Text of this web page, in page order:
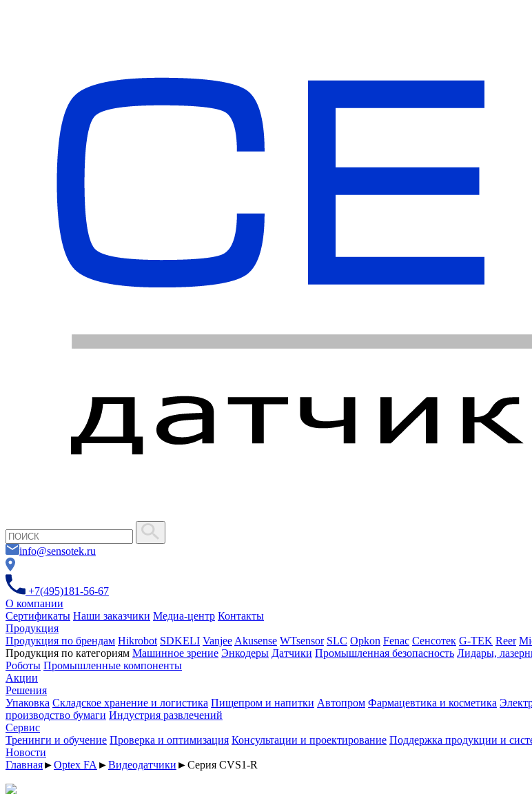
info@sensotek.ru
+7(495)181-56-67
О компании
Сертификаты Наши заказчики Медиа-центр Контакты
Продукция
Продукция по брендам Hikrobot SDKELI Vanjee Akusense WTsensor SLC Opkon Fenac Сенсотек G-TEK Reer
Продукция по категориям Машинное зрение Энкодеры Датчики Промышленная безопасность Лидары,
Роботы Промышленные компоненты
Акции
Решения
Упаковка Складское хранение и логистика Пищепром и напитки Автопром Фармацевтика и косметика
производство бумаги Индустрия развлечений
Сервис
Тренинги и обучение Проверка и оптимизация Консультации и проектирование Поддержка продукции и
Новости
Главная►Optex FA ►Видеодатчики ►Серия CVS1-R